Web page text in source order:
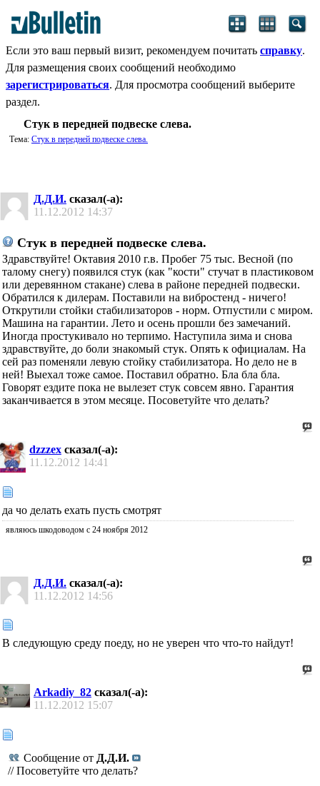
Если это ваш первый визит, рекомендуем почитать справку.
Для размещения своих сообщений необходимо
зарегистрироваться. Для просмотра сообщений выберите
раздел.
Стук в передней подвеске слева.
Тема: Стук в передней подвеске слева.
Д.Д.И. сказал(-а):
11.12.2012 14:37
Стук в передней подвеске слева.
Здравствуйте! Октавия 2010 г.в. Пробег 75 тыс. Весной (по
талому снегу) появился стук (как "кости" стучат в пластиковом
или деревянном стакане) слева в районе передней подвески.
Обратился к дилерам. Поставили на вибростенд - ничего!
Открутили стойки стабилизаторов - норм. Отпустили с миром.
Машина на гарантии. Лето и осень прошли без замечаний.
Иногда простукивало но терпимо. Наступила зима и снова
здравствуйте, до боли знакомый стук. Опять к официалам. На
сей раз поменяли левую стойку стабилизатора. Но дело не в
ней! Выехал тоже самое. Поставил обратно. Бла бла бла.
Говорят ездите пока не вылезет стук совсем явно. Гарантия
заканчивается в этом месяце. Посоветуйте что делать?
dzzzexсказал(-а):
11.12.2012 14:41
да чо делать ехать пусть смотрят
являюсь шкодоводом с 24 ноября 2012
Д.Д.И. сказал(-а):
11.12.2012 14:56
В следующую среду поеду, но не уверен что что-то найдут!
Arkadiy_82 сказал(-а):
11.12.2012 15:07
Сообщение от Д.Д.И.
// Посоветуйте что делать?